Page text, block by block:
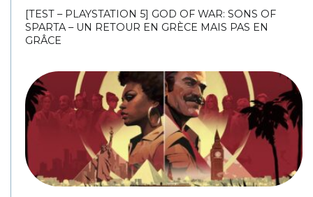
[TEST – PLAYSTATION 5] GOD OF WAR: SONS OF
SPARTA – UN RETOUR EN GRÈCE MAIS PAS EN
GRÂCE